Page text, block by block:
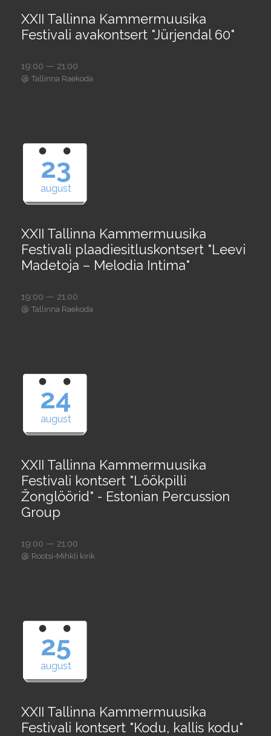
XXII Tallinna Kammermuusika
Festivali avakontsert "Jürjendal 60"
19:00 — 21:00
@ Tallinna Raekoda
23
august
XXII Tallinna Kammermuusika
Festivali plaadiesitluskontsert "Leevi
Madetoja – Melodia Intima"
19:00 — 21:00
@ Tallinna Raekoda
24
august
XXII Tallinna Kammermuusika
Festivali kontsert "Löökpilli
Žonglöörid" - Estonian Percussion
Group
19:00 — 21:00
@ Rootsi-Mihkli kirik
25
august
XXII Tallinna Kammermuusika
Festivali kontsert "Kodu, kallis kodu"